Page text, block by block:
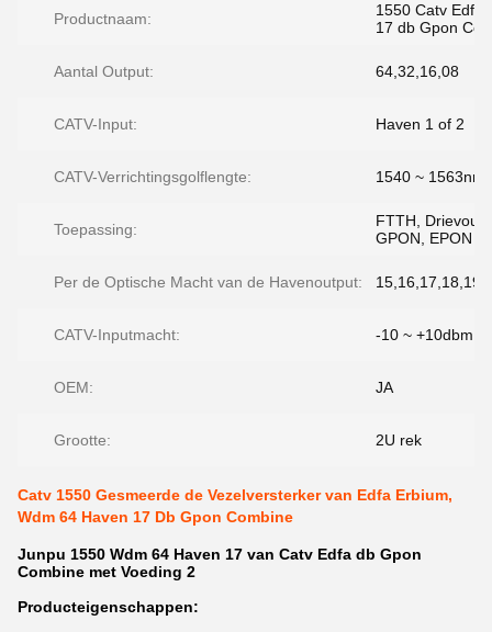
Productnaam:
1550 Catv Edfa
17 db Gpon
Aantal Output: 64,32,16,08
CATV-Input: Haven 1 of 2
CATV-Verrichtingsgolflengte: 1540 ~ 1563nm
Toepassing:
FTTH,
GPON, EPON
Per de Optische Macht van de Havenoutput:
CATV-Inputmacht: -10 ~ +10dbm
OEM: JA
Grootte: 2U rek
Catv 1550 Gesmeerde de Vezelversterker van Edfa Erbium,
Wdm 64 Haven 17 Db Gpon Combine
Junpu 1550 Wdm 64 Haven 17 van Catv Edfa db Gpon
Combine met Voeding 2
Producteigenschappen: